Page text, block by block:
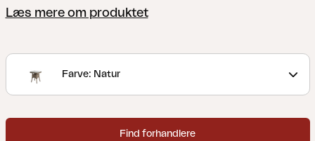
Välj mellan sköna fåtöljer som du kompletterar
och valet mellan en grå färgställning och en
Læs mere om produktet
Farve: Natur
Find forhandlere